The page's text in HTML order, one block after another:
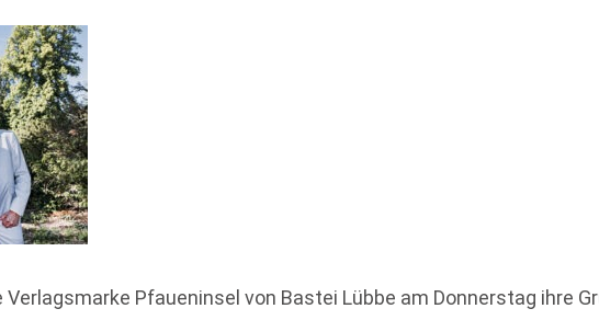
Pfaueninsel von Bastei Lübbe am Donnerstag ihre